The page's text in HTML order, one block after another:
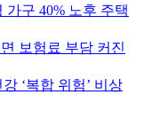
구 40% 노후 주택
보험료 부담 커진
‘복합 위험’ 비상